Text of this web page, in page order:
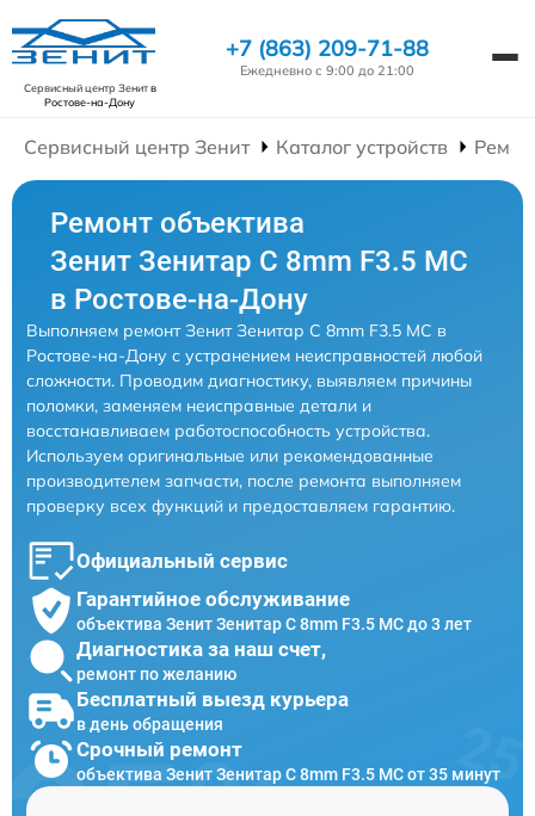
Сервисный центр Зенитв
Ростове-на-Дону
+7 (863) 209-71-88
Ежедневно с 9:00 до 21:00
Сервисный центр Зенит Каталог устройств
Ремонт объектива
Зенит Зенитар C 8mm F3.5 МС
в Ростове-на-Дону
Выполняем ремонт Зенит Зенитар C 8mm F3.5 МС в
Ростове-на-Дону с устранением неисправностей любой
сложности. Проводим диагностику, выявляем причины
поломки, заменяем неисправные детали и
восстанавливаем работоспособность устройства.
Используем оригинальные или рекомендованные
производителем запчасти, после ремонта выполняем
проверку всех функций и предоставляем гарантию.
Официальный сервис
Гарантийное обслуживание
объектива Зенит Зенитар C 8mm F3.5 МС до 3 лет
Диагностика за наш счет,
ремонт по желанию
Бесплатный выезд курьера
в день обращения
Срочный ремонт
объектива Зенит Зенитар C 8mm F3.5 МС от 35 минут